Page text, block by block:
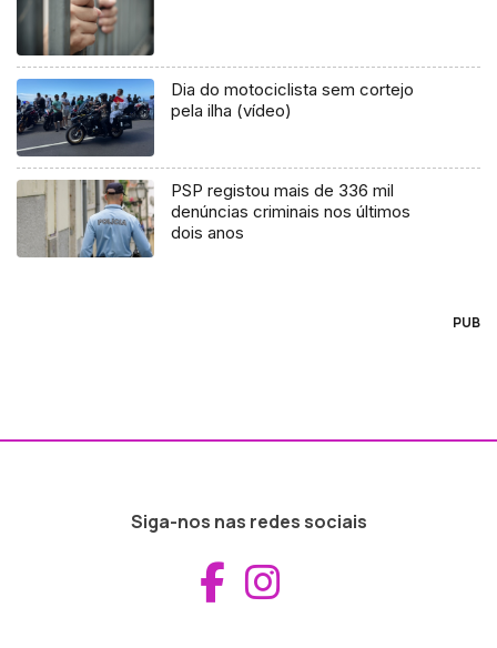
Dia do motociclista sem cortejo
pela ilha (vídeo)
PSP registou mais de 336 mil
denúncias criminais nos últimos
dois anos
PUB
Siga-nos nas redes sociais
Aceder ao